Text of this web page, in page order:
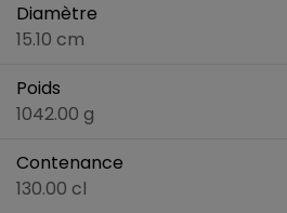
Diamètre
15.10 cm
Poids
1042.00 g
Contenance
130.00 cl